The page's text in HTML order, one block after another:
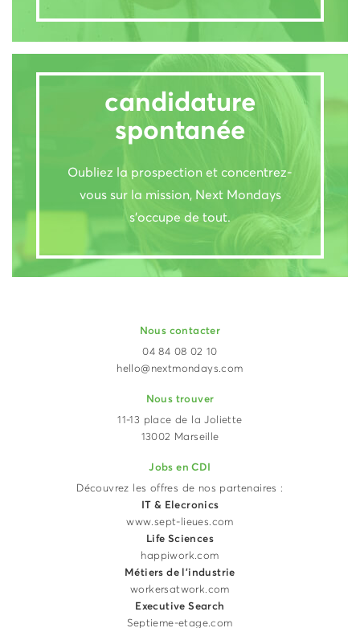
candidature
spontanée
Oubliez la prospection et concentrez-
vous sur la mission, Next Mondays
s’occupe de tout.
Nous contacter
04 84 08 02 10
hello@nextmondays.com
Nous trouver
11-13 place de la Joliette
13002 Marseille
Jobs en CDI
Découvrez les offres de nos partenaires :
IT & Elecronics
www.sept-lieues.com
Life Sciences
happiwork.com
Métiers de l'industrie
workersatwork.com
Executive Search
Septieme-etage.com